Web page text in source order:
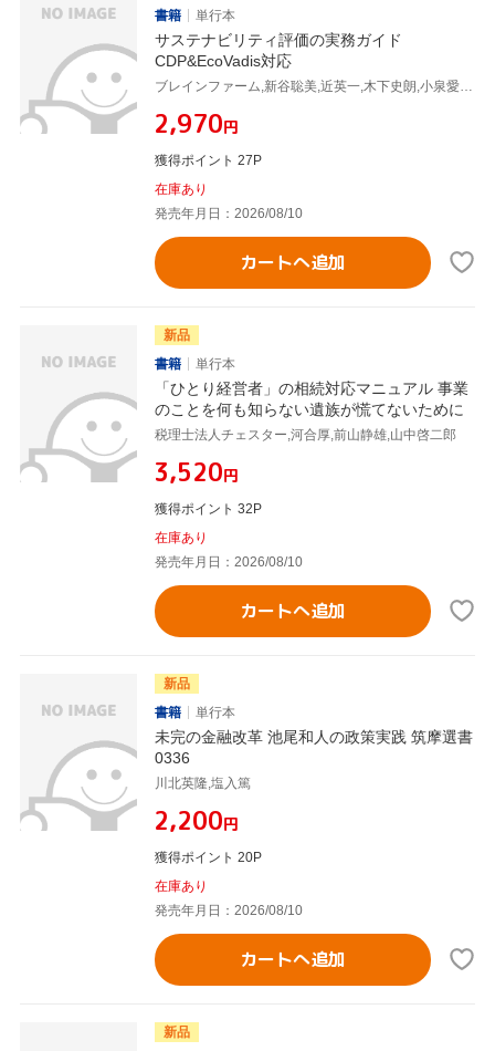
書籍 単行本
サステナビリティ評価の実務ガイド
CDP&EcoVadis対応
ブレインファーム,新谷聡美,近英一,木下史朗,小泉愛佳,海﨑一洋,望月信利,三浦洋一
¥2,970円
獲得ポイント 27P
在庫あり
発売年月日：2026/08/10
カートへ追加
新品
書籍
単行本
「ひとり経営者」の相続対応マニュアル 事業
のことを何も知らない遺族が慌てないために
税理士法人チェスター,河合厚,前山静雄,山中啓二郎
¥3,520円
獲得ポイント 32P
在庫あり
発売年月日：2026/08/10
カートへ追加
新品
書籍
単行本
未完の金融改革 池尾和人の政策実践 筑摩選書
0336
川北英隆,塩入篤
¥2,200円
獲得ポイント 20P
在庫あり
発売年月日：2026/08/10
カートへ追加
新品